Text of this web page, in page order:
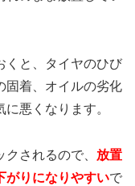
くと、タイヤのひび
固着、オイルの劣化
悪くなります。
されるので、 放置
がりになりやすいで